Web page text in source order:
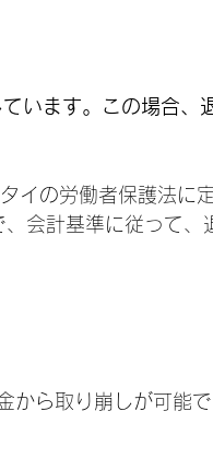
います。この場合、
イの労働者保護法に
会計基準に従って、
から取り崩しが可能で